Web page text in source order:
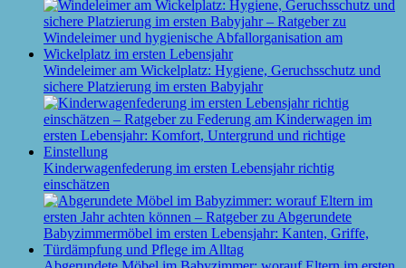
Windeleimer am Wickelplatz: Hygiene, Geruchsschutz und
sichere Platzierung im ersten Babyjahr
Kinderwagenfederung im ersten Lebensjahr richtig
einschätzen